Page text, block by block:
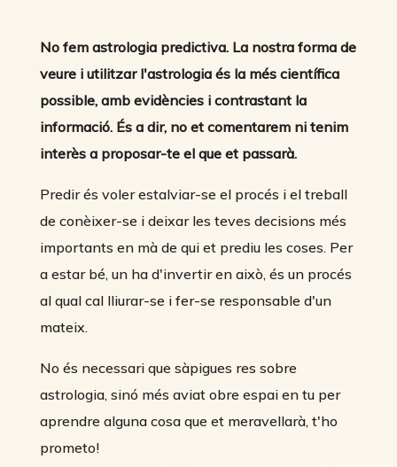
No fem astrologia predictiva. La nostra forma de
veure i utilitzar l'astrologia és la més científica
possible, amb evidències i contrastant la
informació. És a dir, no et comentarem ni tenim
interès a proposar-te el que et passarà.
Predir és voler estalviar-se el procés i el treball
de conèixer-se i deixar les teves decisions més
importants en mà de qui et prediu les coses. Per
a estar bé, un ha d'invertir en això, és un procés
al qual cal lliurar-se i fer-se responsable d'un
mateix.
No és necessari que sàpigues res sobre
astrologia, sinó més aviat obre espai en tu per
aprendre alguna cosa que et meravellarà, t'ho
prometo!